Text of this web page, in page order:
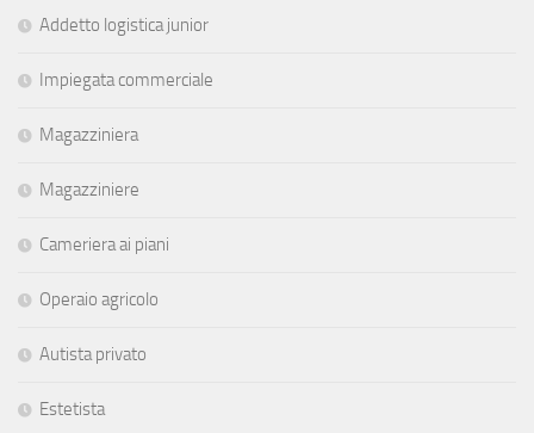
Addetto logistica junior
Impiegata commerciale
Magazziniera
Magazziniere
Cameriera ai piani
Operaio agricolo
Autista privato
Estetista